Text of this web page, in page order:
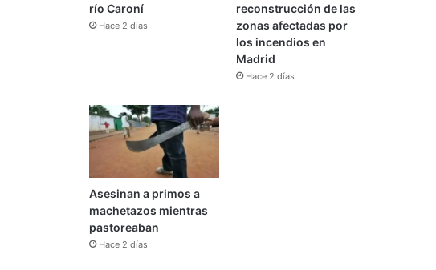
río Caroní
Hace 2 días
reconstrucción de las
zonas afectadas por
los incendios en
Madrid
Hace 2 días
Asesinan a primos a
machetazos mientras
pastoreaban
Hace 2 días